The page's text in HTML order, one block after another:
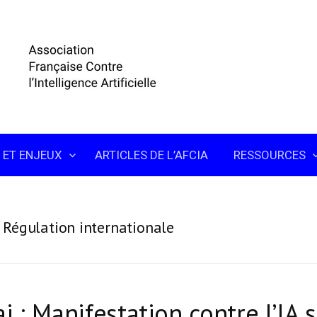
ET ENJEUX ARTICLES DE L’AFCIA RESSOURCES
Régulation internationale